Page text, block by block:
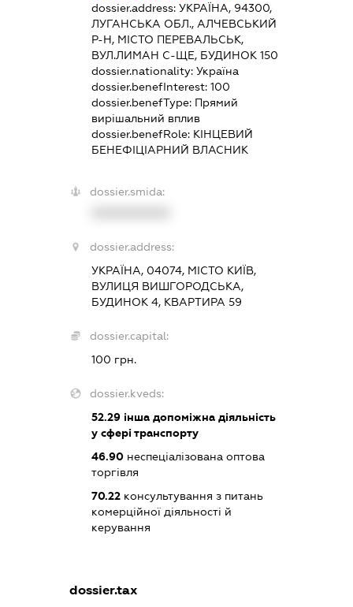
dossier.address: УКРАЇНА, 94300,
ЛУГАНСЬКА ОБЛ., АЛЧЕВСЬКИЙ
Р-Н, МІСТО ПЕРЕВАЛЬСЬК,
ВУЛ.ЛИМАН С-ЩЕ, БУДИНОК 150
dossier.nationality: Україна
dossier.benefInterest: 100
dossier.benefType: Прямий
вирішальний вплив
dossier.benefRole: КІНЦЕВИЙ
БЕНЕФІЦІАРНИЙ ВЛАСНИК
dossier.smida:
dossier.address:
УКРАЇНА, 04074, МІСТО КИЇВ,
ВУЛИЦЯ ВИШГОРОДСЬКА,
БУДИНОК 4, КВАРТИРА 59
dossier.capital:
100 грн.
dossier.kveds:
52.29інша допоміжна діяльність
у сфері транспорту
46.90неспеціалізована оптова
торгівля
70.22консультування з питань
комерційної діяльності й
керування
dossier.tax